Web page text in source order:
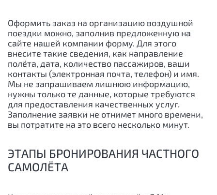
Оформить заказ на организацию воздушной
поездки можно, заполнив предложенную на
сайте нашей компании форму. Для этого
внесите такие сведения, как направление
полёта, дата, количество пассажиров, ваши
контакты (электронная почта, телефон) и имя.
Мы не запрашиваем лишнюю информацию,
нужны только те данные, которые требуются
для предоставления качественных услуг.
Заполнение заявки не отнимет много времени,
вы потратите на это всего несколько минут.
ЭТАПЫ БРОНИРОВАНИЯ ЧАСТНОГО
САМОЛЁТА